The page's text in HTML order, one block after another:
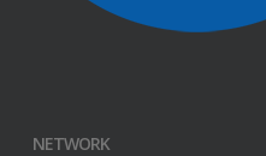
NETWORK